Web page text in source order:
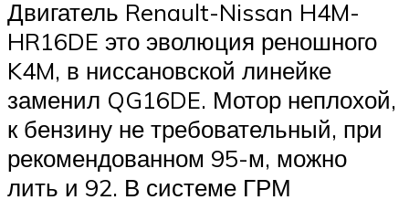
Меню
Двигатель Renault-Nissan H4M-
HR16DE это эволюция реношного
K4M, в ниссановской линейке
заменил QG16DE. Мотор неплохой,
к бензину не требовательный, при
рекомендованном 95-м, можно
лить и 92. В системе ГРМ